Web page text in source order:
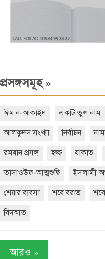
প্রসঙ্গসমূহ»
ঈমান-আকাইদ একটি ভুল নাম
আলকুদস সংখ্যা নির্বাচন
রমযান প্রসঙ্গ হজ্জ্ব যাকাত
তাসাওউফ-আত্মশুদ্ধি ইসলামী
শেয়ার ব্যবসা শবে বরাত
বিদআত
আরও »